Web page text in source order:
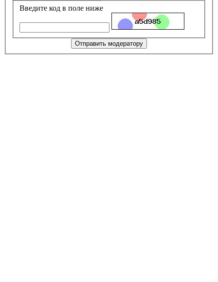
Введите код в поле ниже
Отправить модератору